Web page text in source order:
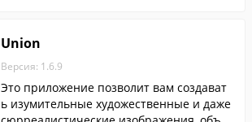
Union
Версия: 1.6.9
Это приложение позволит вам создават
ь изумительные художественные и даже